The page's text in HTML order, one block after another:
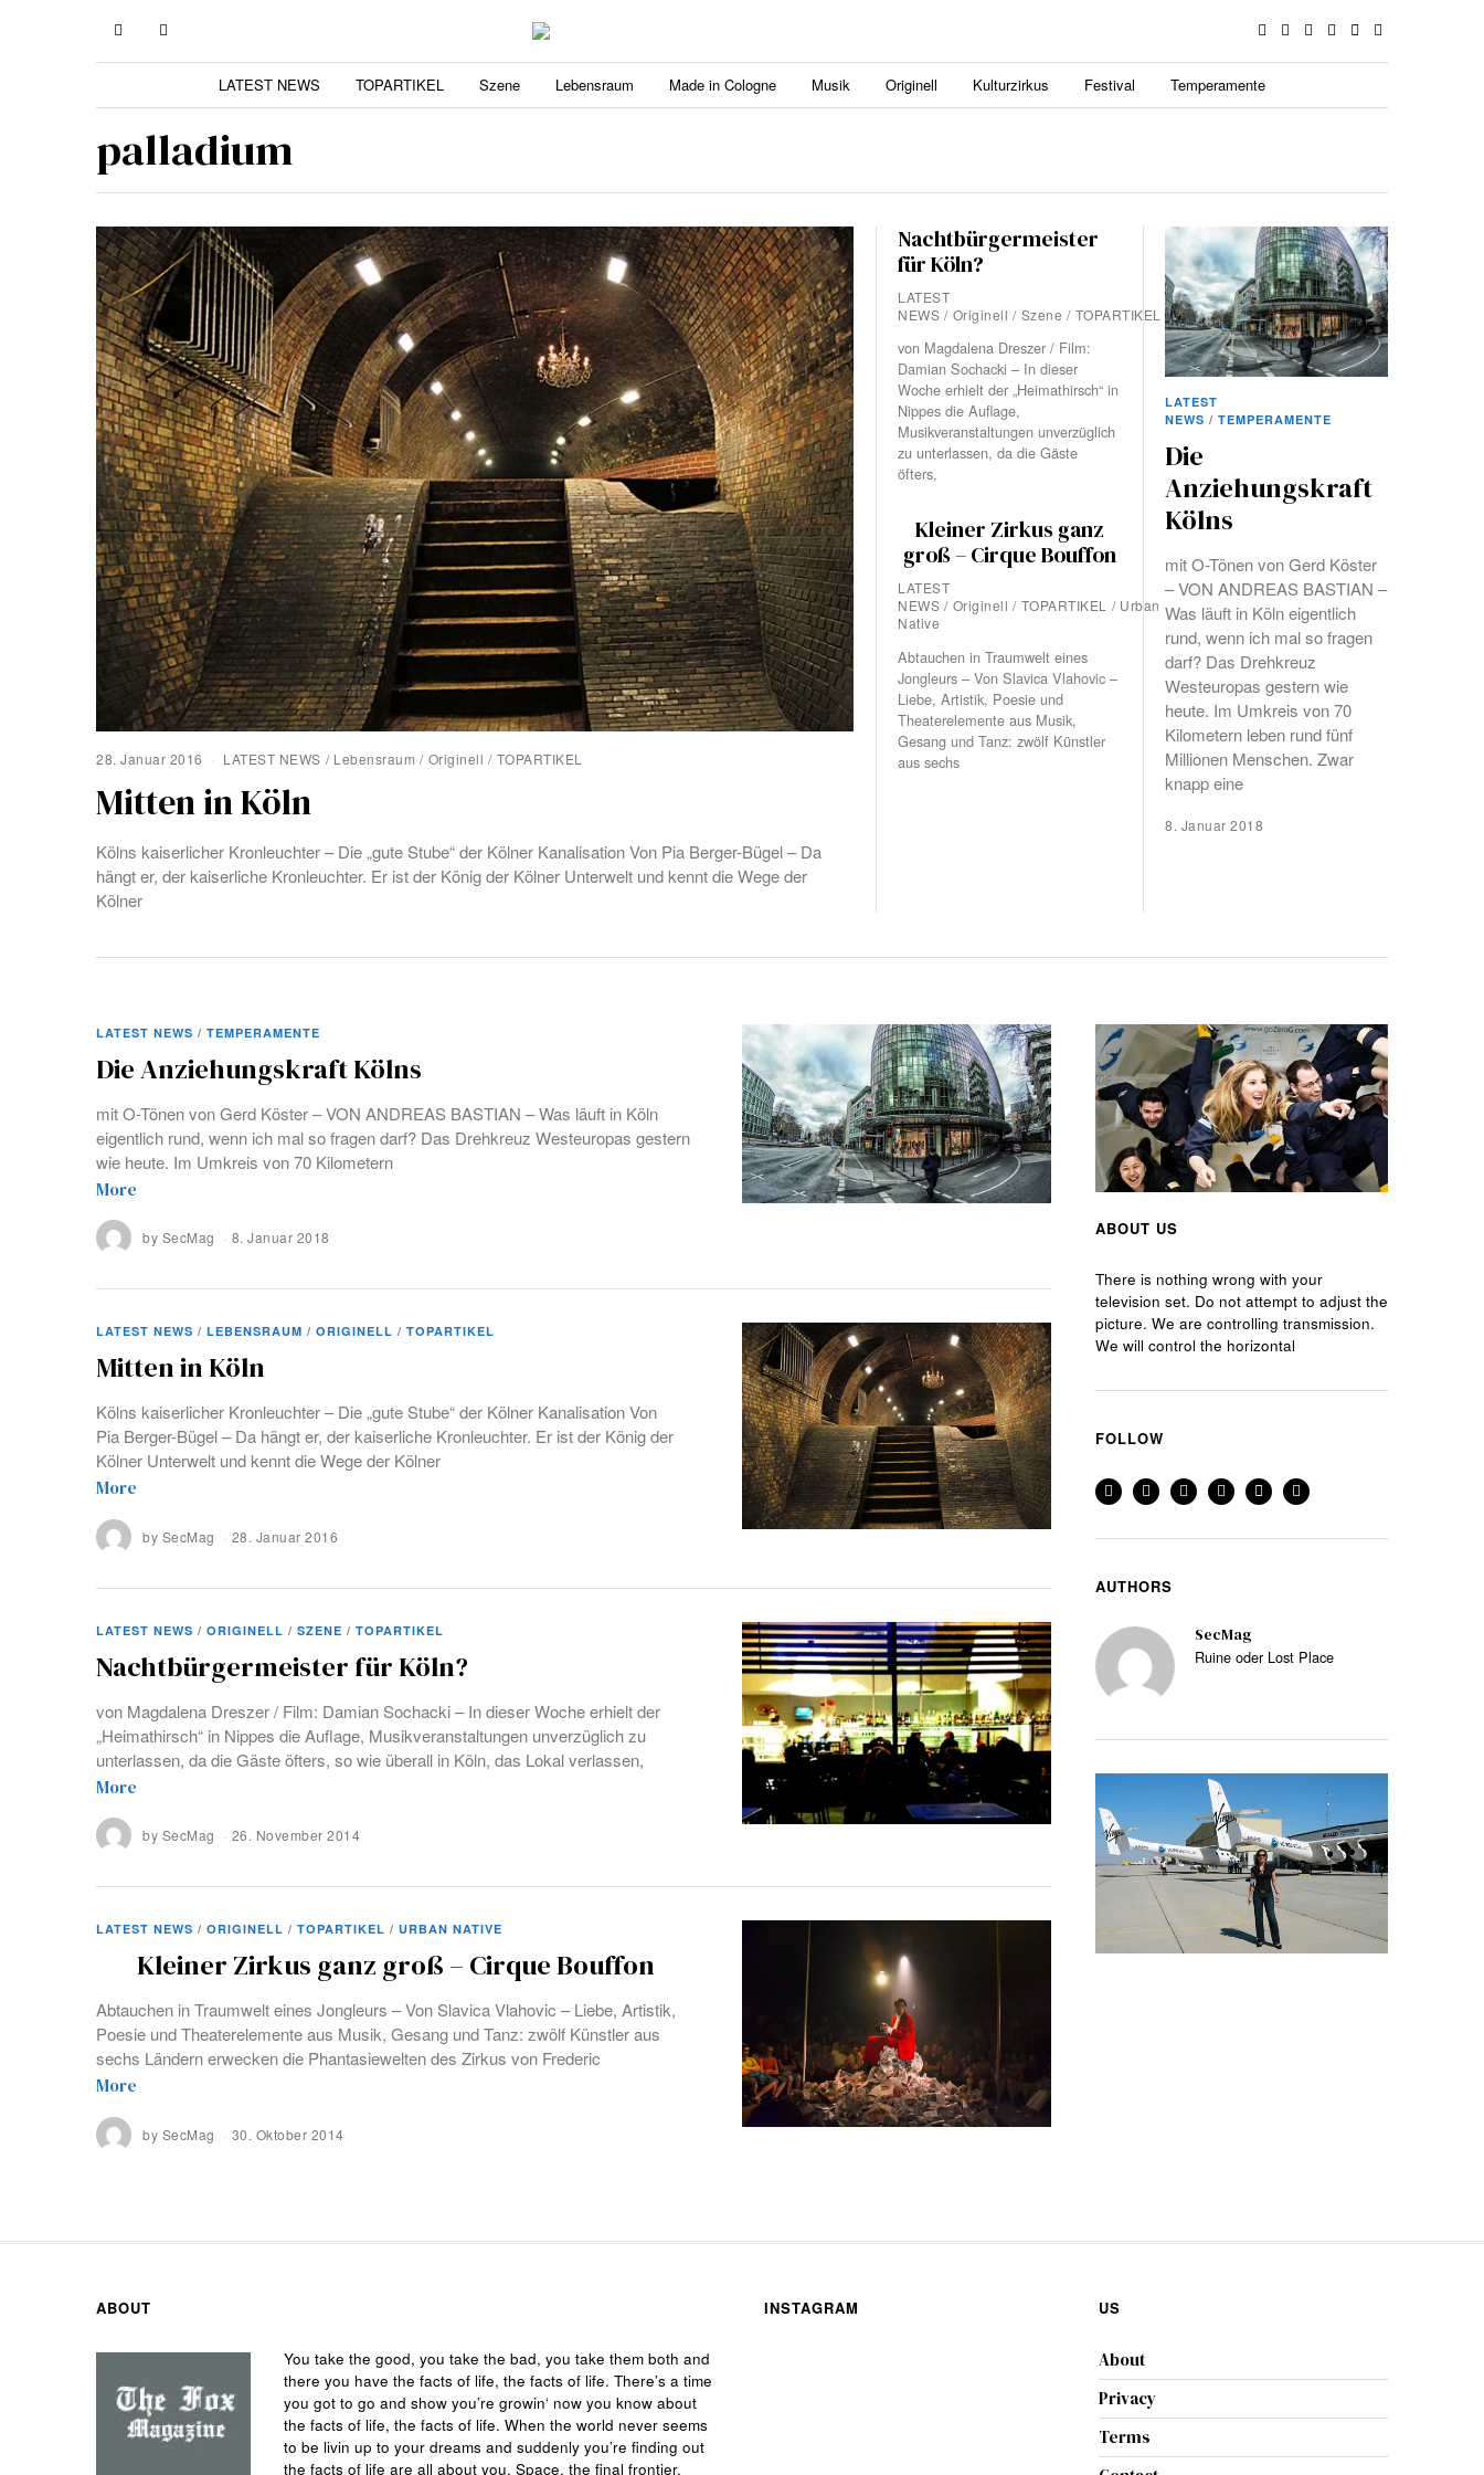
LATEST NEWS TOPARTIKEL Szene Lebensraum Made in Cologne Musik Originell Kulturzirkus Festival Temperamente
palladium
28. Januar 2016 LATEST NEWS / Lebensraum / Originell / TOPARTIKEL
Mitten in Köln
Kölns kaiserlicher Kronleuchter – Die „gute Stube“ der Kölner Kanalisation Von Pia Berger-Bügel – Da
hängt er, der kaiserliche Kronleuchter. Er ist der König der Kölner Unterwelt und kennt die Wege der
Kölner
LATEST
NEWS / TEMPERAMENTE
Die
Anziehungskraft
Kölns
mit O-Tönen von Gerd Köster
– VON ANDREAS BASTIAN –
Was läuft in Köln eigentlich
rund, wenn ich mal so fragen
darf? Das Drehkreuz
Westeuropas gestern wie
heute. Im Umkreis von 70
Kilometern leben rund fünf
Millionen Menschen. Zwar
knapp eine
8. Januar 2018
Nachtbürgermeister
für Köln?
LATEST
NEWS / Originell / Szene / TOPARTIKEL
von Magdalena Dreszer / Film:
Damian Sochacki – In dieser
Woche erhielt der „Heimathirsch“ in
Nippes die Auflage,
Musikveranstaltungen unverzüglich
zu unterlassen, da die Gäste
öfters,
Kleiner Zirkus ganz
groß – Cirque Bouffon
LATEST
NEWS / Originell / TOPARTIKEL / Urban
Native
Abtauchen in Traumwelt eines
Jongleurs – Von Slavica Vlahovic –
Liebe, Artistik, Poesie und
Theaterelemente aus Musik,
Gesang und Tanz: zwölf Künstler
aus sechs
LATEST NEWS / TEMPERAMENTE
Die Anziehungskraft Kölns
mit O-Tönen von Gerd Köster – VON ANDREAS BASTIAN – Was läuft in Köln
eigentlich rund, wenn ich mal so fragen darf? Das Drehkreuz Westeuropas gestern
wie heute. Im Umkreis von 70 Kilometern
More
by SecMag 8. Januar 2018
LATEST NEWS / LEBENSRAUM / ORIGINELL / TOPARTIKEL
Mitten in Köln
Kölns kaiserlicher Kronleuchter – Die „gute Stube“ der Kölner Kanalisation Von
Pia Berger-Bügel – Da hängt er, der kaiserliche Kronleuchter. Er ist der König der
Kölner Unterwelt und kennt die Wege der Kölner
More
by SecMag 28. Januar 2016
LATEST NEWS / ORIGINELL / SZENE / TOPARTIKEL
Nachtbürgermeister für Köln?
von Magdalena Dreszer / Film: Damian Sochacki – In dieser Woche erhielt der
„Heimathirsch“ in Nippes die Auflage, Musikveranstaltungen unverzüglich zu
unterlassen, da die Gäste öfters, so wie überall in Köln, das Lokal verlassen,
More
by SecMag 26. November 2014
LATEST NEWS / ORIGINELL / TOPARTIKEL / URBAN NATIVE
Kleiner Zirkus ganz groß – Cirque Bouffon
Abtauchen in Traumwelt eines Jongleurs – Von Slavica Vlahovic – Liebe, Artistik,
Poesie und Theaterelemente aus Musik, Gesang und Tanz: zwölf Künstler aus
sechs Ländern erwecken die Phantasiewelten des Zirkus von Frederic
More
by SecMag 30. Oktober 2014
ABOUT US
There is nothing wrong with your
television set. Do not attempt to adjust the
picture. We are controlling transmission.
We will control the horizontal
FOLLOW
AUTHORS
SecMag
Ruine oder Lost Place
ABOUT
You take the good, you take the bad, you take them both and
there you have the facts of life, the facts of life. There’s a time
you got to go and show you’re growin‘ now you know about
the facts of life, the facts of life. When the world never seems
to be livin up to your dreams and suddenly you’re finding out
the facts of life are all about you. Space, the final frontier.
INSTAGRAM US
About
Privacy
Terms